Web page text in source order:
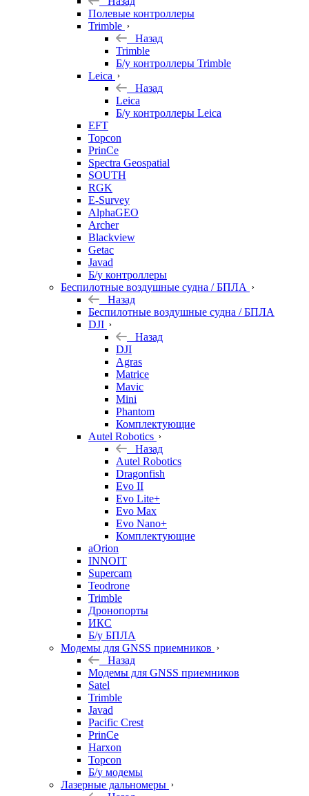
Полевые контроллеры
Trimble
Назад
Trimble
Б/у контроллеры Trimble
Leica
Назад
Leica
Б/у контроллеры Leica
EFT
Topcon
PrinCe
Spectra Geospatial
SOUTH
RGK
E-Survey
AlphaGEO
Archer
Blackview
Getac
Javad
Б/у контроллеры
Беспилотные воздушные судна / БПЛА
Назад
Беспилотные воздушные судна / БПЛА
DJI
Назад
DJI
Agras
Matrice
Mavic
Mini
Phantom
Комплектующие
Autel Robotics
Назад
Autel Robotics
Dragonfish
Evo II
Evo Lite+
Evo Max
Evo Nano+
Комплектующие
aOrion
INNOIT
Supercam
Teodrone
Trimble
Дронопорты
ИКС
Б/у БПЛА
Модемы для GNSS приемников
Назад
Модемы для GNSS приемников
Satel
Trimble
Javad
Pacific Crest
PrinCe
Harxon
Topcon
Б/у модемы
Лазерные дальномеры